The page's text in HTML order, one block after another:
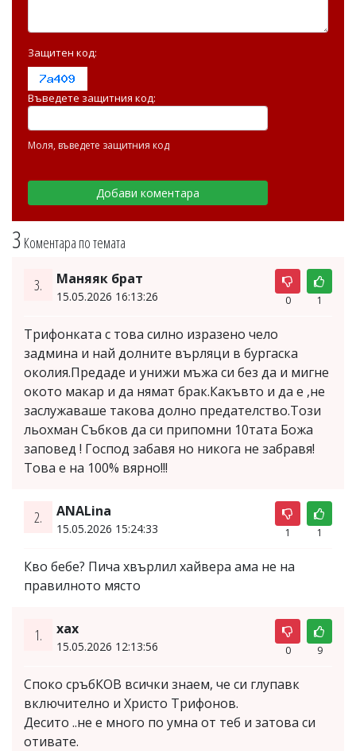
3 Коментара по темата
3. Маняяк брат
15.05.2026 16:13:26 0 1
Трифонката с това силно изразено чело
задмина и най долните върляци в бургаска
околия.Предаде и унижи мъжа си без да и мигне
окото макар и да нямат брак.Какъвто и да е ,не
заслужаваше такова долно предателство.Този
льохман Събков да си припомни 10тата Божа
заповед ! Господ забавя но никога не забравя!
Това е на 100% вярно!!!
2. ANALina
15.05.2026 15:24:33 1 1
Кво бебе? Пича хвърлил хайвера ама не на
правилното място
1. хах
15.05.2026 12:13:56 0 9
Споко сръбКОВ всички знаем, че си глупавк
включително и Христо Трифонов.
Десито ..не е много по умна от теб и затова си
отивате.
Защитен код:
Въведете защитния код:
Моля, въведете защитния код